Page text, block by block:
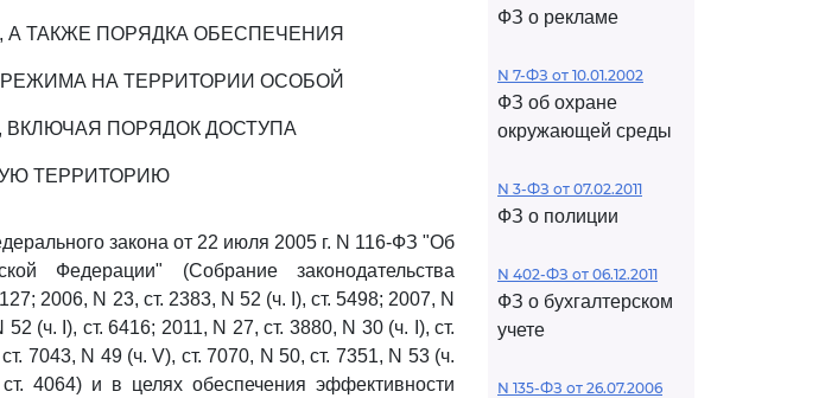
ТАКЖЕ ПОРЯДКА ОБЕСПЕЧЕНИЯ
НА ТЕРРИТОРИИ ОСОБОЙ
ПОРЯДОК ДОСТУПА
ТЕРРИТОРИЮ
закона от 22 июля 2005 г. N 116-ФЗ "Об
Федерации" (Собрание законодательства
2006, N 23, ст. 2383, N 52 (ч. I), ст. 5498; 2007, N
(ч. I), ст. 6416; 2011, N 27, ст. 3880, N 30 (ч. I), ст.
7043, N 49 (ч. V), ст. 7070, N 50, ст. 7351, N 53 (ч.
4064) и в целях обеспечения эффективности
ФЗ о рекламе
N 7-ФЗ от 10.01.2002
ФЗ об охране
окружающей среды
N 3-ФЗ от 07.02.2011
ФЗ о полиции
N 402-ФЗ от 06.12.2011
ФЗ о бухгалтерском
учете
N 135-ФЗ от 26.07.2006